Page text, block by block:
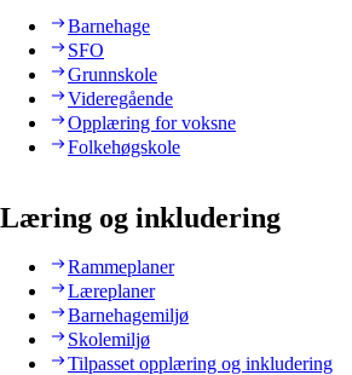
Barnehage
SFO
Grunnskole
Videregående
Opplæring for voksne
Folkehøgskole
Læring og inkludering
Rammeplaner
Læreplaner
Barnehagemiljø
Skolemiljø
Tilpasset opplæring og inkludering